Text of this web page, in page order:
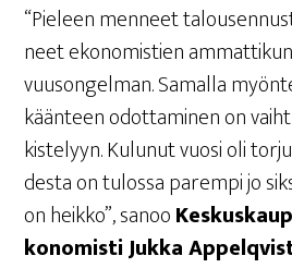
“Pie­leen men­neet
neet eko­no­mis­tien
vuuson­gel­man. Samal­la
kään­teen odot­ta­mi­nen on
kis­te­lyyn. Kulu­nut vuo­si oli
des­ta on tulos­sa parem­pi jo
on heik­ko”, sanoo
ko­no­mis­ti Juk­ka